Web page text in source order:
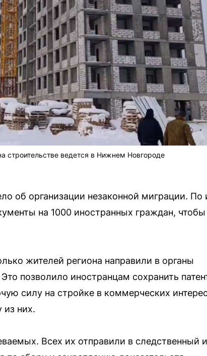
строительстве ведется в Нижнем Новгороде
об организации незаконной миграции.
на 1000 иностранных граждан, чтобы
жителей региона направили в органы
позволило иностранцам сохранить
силу на стройке в коммерческих
из них.
Всех их отправили в следственный